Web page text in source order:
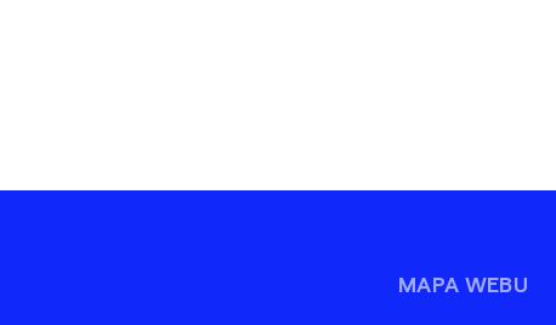
MAPA WEBU